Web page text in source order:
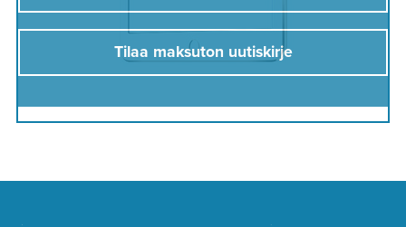
Tilaa maksuton uutiskirje